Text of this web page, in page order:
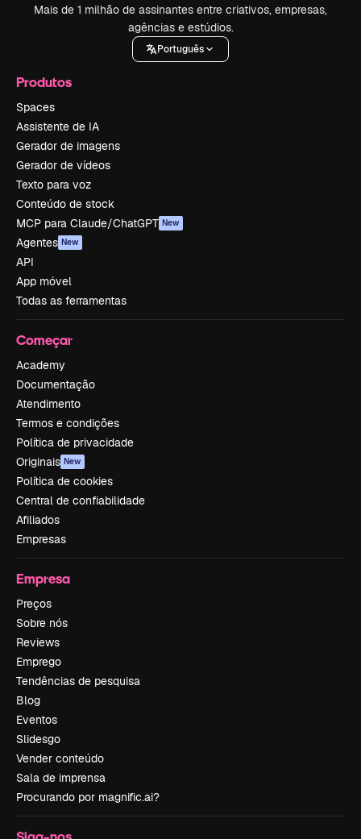
Mais de 1 milhão de assinantes entre criativos, empresas,
agências e estúdios.
Português
Produtos
Spaces
Assistente de IA
Gerador de imagens
Gerador de vídeos
Texto para voz
Conteúdo de stock
MCP para Claude/ChatGPT New
Agentes New
API
App móvel
Todas as ferramentas
Começar
Academy
Documentação
Atendimento
Termos e condições
Política de privacidade
Originais New
Política de cookies
Central de confiabilidade
Afiliados
Empresas
Empresa
Preços
Sobre nós
Reviews
Emprego
Tendências de pesquisa
Blog
Eventos
Slidesgo
Vender conteúdo
Sala de imprensa
Procurando por magnific.ai?